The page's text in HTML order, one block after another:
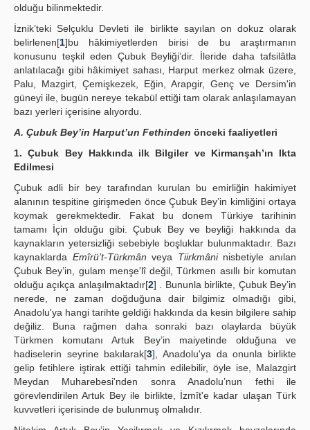
olduğu bilinmektedir.
İznik’teki Selçuklu Devleti ile birlikte sayılan on dokuz olarak
belirlenen[1]bu hâkimiyetlerden birisi de bu araştırmanın
konusunu teşkil eden Çubuk Beyliği’dir. İleride daha tafsilâtla
anlatılacağı gibi hâkimiyet sahası, Harput merkez olmak üzere,
Palu, Mazgirt, Çemişkezek, Eğin, Arapgir, Genç ve Dersim'in
güneyi ile, bugün nereye tekabül ettiği tam olarak anlaşılamayan
bazı yerleri içerisine alıyordu.
A. Çubuk Bey’in Harput’un Fethinden önceki faaliyetleri
1. Çubuk Bey Hakkında ilk Bilgiler ve Kirmanşah’ın Ikta
Edilmesi
Çubuk adli bir bey tarafından kurulan bu emirliğin hakimiyet
alanının tespitine girişmeden önce Çubuk Bey’in kimliğini ortaya
koymak gerekmektedir. Fakat bu donem Türkiye tarihinin
tamamı İçin olduğu gibi. Çubuk Bey ve beyliği hakkında da
kaynakların yetersizliği sebebiyle boşluklar bulunmaktadır. Bazı
kaynaklarda Emîrü’t-Türkmân veya Tiirkmâninisbetiyle anılan
Çubuk Bey’in, gulam menşe'lî değil, Türkmen asıllı bir komutan
olduğu açıkça anlaşılmaktadır[2] . Bununla birlikte, Çubuk Bey’in
nerede, ne zaman doğduğuna dair bilgimiz olmadığı gibi,
Anadolu'ya hangi tarihte geldiği hakkında da kesin bilgilere sahip
değiliz. Buna rağmen daha sonraki bazı olaylarda büyük
Türkmen komutanı Artuk Bey’in maiyetinde olduğuna ve
hadiselerin seyrine bakılarak[3], Anadolu'ya da onunla birlikte
gelip fetihlere iştirak ettiği tahmin edilebilir, öyle ise, Malazgirt
Meydan Muharebesi'nden sonra Anadolu’nun fethi ile
görevlendirilen Artuk Bey ile birlikte, İzmît'e kadar ulaşan Türk
kuvvetleri içerisinde de bulunmuş olmalıdır.